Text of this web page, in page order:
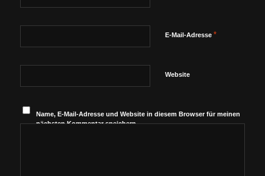
E-Mail-Adresse *
Website
Name, E-Mail-Adresse und Website in diesem Browser für meinen
nächsten Kommentar speichern.